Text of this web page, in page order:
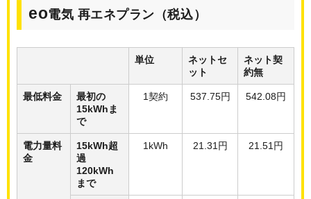
eo電気 再エネプラン（税込）
単位
ネットセ
ット
ネット契
約無
最低料金
最初の
15kWhま
で
1契約 537.75円 542.08円
電力量料
金
15kWh超
過
120kWh
まで
1kWh 21.31円 21.51円